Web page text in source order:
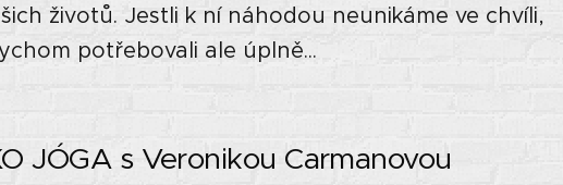
životů. Jestli k ní náhodou neunikáme ve chvíli,
potřebovali ale úplně...
JÓGA s Veronikou Carmanovou